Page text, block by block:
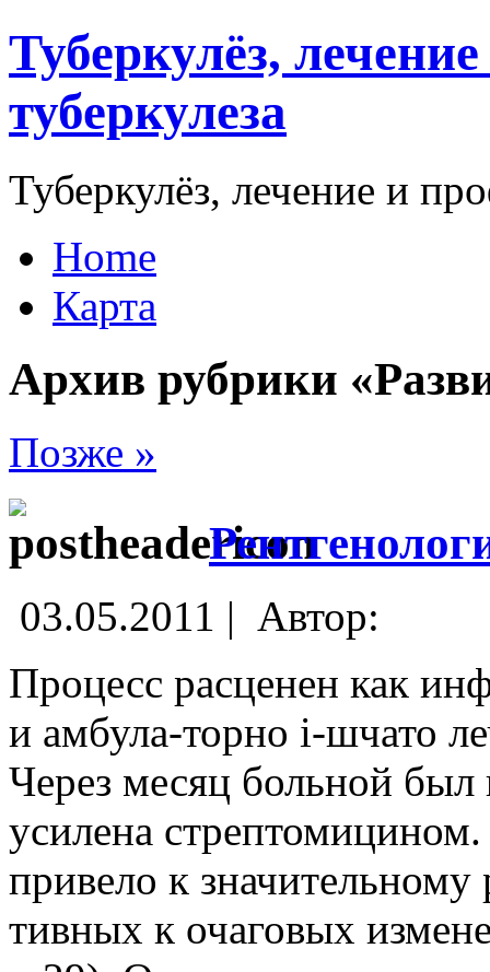
Туберкулёз,
туберкулеза
Туберкулёз, лечение и
Home
Карта
Архив рубрики
Позже »
03.05.2011 |
Автор:
Процесс расценен как
и амбула-торно i-шчато
Через месяц больной был
усилена
привело к
тивных к очаговых